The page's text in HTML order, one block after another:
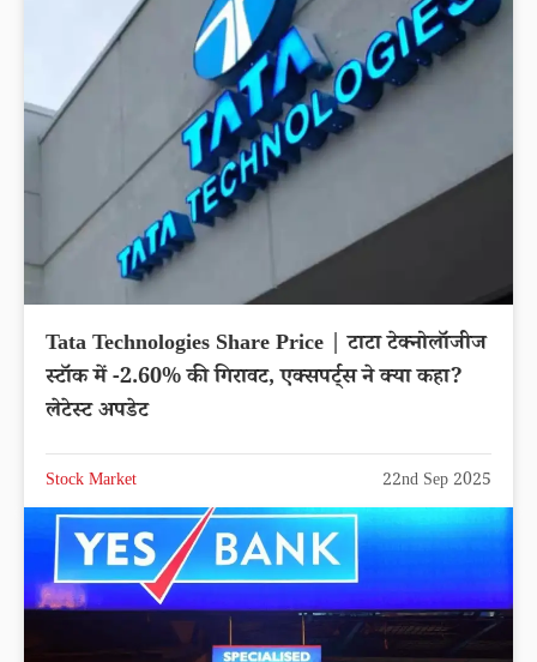
Tata Technologies Share Price | टाटा टेक्नोलॉजीज
स्टॉक में -2.60% की गिरावट, एक्सपर्ट्स ने क्या कहा?
लेटेस्ट अपडेट
Stock Market 22nd Sep 2025